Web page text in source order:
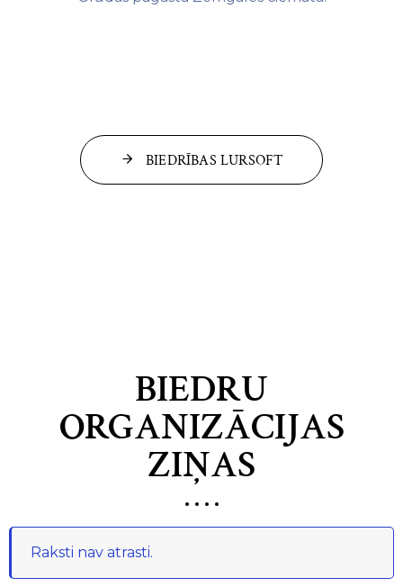
BIEDRĪBAS LURSOFT
BIEDRU
ORGANIZĀCIJAS
ZIŅAS
Raksti nav atrasti.